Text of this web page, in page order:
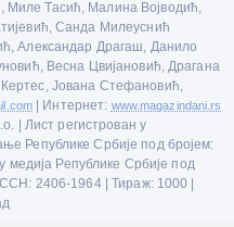
Тасић, Малина Војводић,
Санда Милеуснић
Александар Драгаш, Данило
Весна Цвијановић, Драгана
Јована Стефановић,
| Интернет: www.magazindani.rs
| Лист регистрован у
Републике Србије под бројем:
медија Републике Србије под
2406-1964 | Тираж: 1000 |